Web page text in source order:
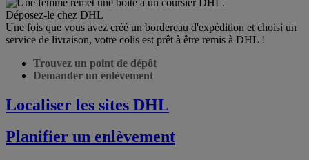
Déposez-le chez DHL
Une fois que vous avez créé un bordereau d'expédition et choisi un
service de livraison, votre colis est prêt à être remis à DHL !
Trouvez un point de dépôt
Demander un enlèvement
Localiser les sites DHL
Planifier un enlèvement